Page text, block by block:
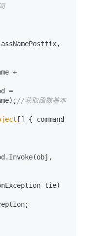
+
//获取函数基本
[] { command
tie)